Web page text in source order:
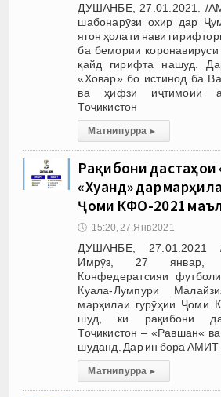
ДУШАНБЕ, 27.01.2021. /
шабонарӯзи охир дар
ягон ҳолати нави
ба бемории
қайд гирифта нашуд.
«Ховар» бо истинод ба
ва ҳифзи иҷтимоии
Тоҷикистон
Матни пурра ▸
Рақибони дастаҳои
«Хуҷанд» дар
Ҷоми КФО-2021
🕔 15:20, 27.Янв 2021
ДУШАНБЕ, 27.01.2021
Имрӯз, 27 январ,
Конфедератсияи
Куала-Лумпури
марҳилаи гурӯҳии Ҷоми
шуд, ки рақибони
Тоҷикистон – «Равшан«
шуданд. Дар ин бора АМИТ
Матни пурра ▸